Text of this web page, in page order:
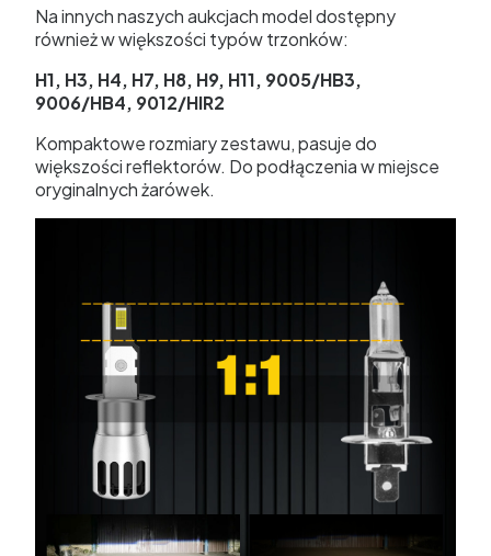
Na innych naszych aukcjach model dostępny
również w większości typów trzonków:
H1, H3, H4, H7, H8, H9, H11, 9005/HB3,
9006/HB4, 9012/HIR2
Kompaktowe rozmiary zestawu, pasuje do
większości reflektorów. Do podłączenia w miejsce
oryginalnych żarówek.